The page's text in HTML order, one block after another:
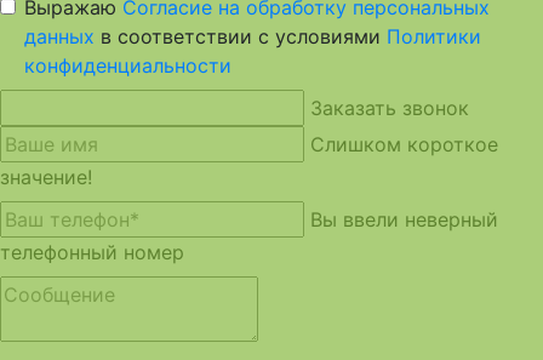
Выражаю Согласие на обработку персональных
данных в соответствии с условиями Политики
конфиденциальности
Заказать звонок
Слишком короткое
значение!
Вы ввели неверный
телефонный номер